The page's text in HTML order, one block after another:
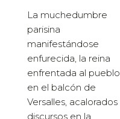
La muchedumbre
parisina
manifestándose
enfurecida, la reina
enfrentada al pueblo
en el balcón de
Versalles, acalorados
discursos en la